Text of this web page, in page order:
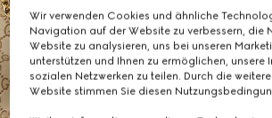
Wir verwenden Cookies und ähnliche
Navigation auf der Website zu verbessern, die
Website zu analysieren, uns bei unseren
unterstützen und Ihnen zu ermöglichen, unsere
sozialen Netzwerken zu teilen. Durch die
Website stimmen Sie diesen